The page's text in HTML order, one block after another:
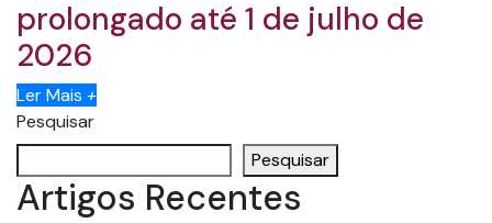
prolongado até 1 de julho de
2026
Ler Mais +
Pesquisar
Pesquisar
Artigos Recentes